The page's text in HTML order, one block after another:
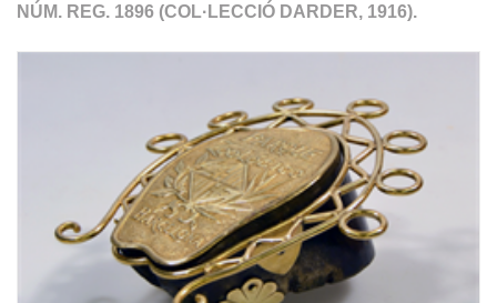
NÚM. REG. 1896 (COL·LECCIÓ DARDER, 1916).